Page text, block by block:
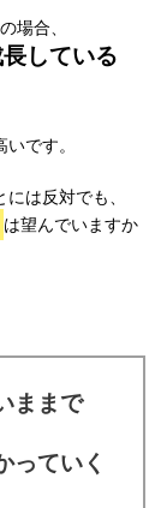
場合、
している
です。
は反対でも、
は望んでいますか
ままで
っていく